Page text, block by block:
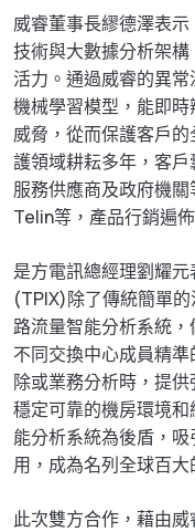
威睿董事長繆德澤表
技術與大數據分析架
活力。通過威睿的異
機械學習模型，能即
威脅，從而保護客戶
護領域耕耘多年，客
服務供應商及政府機
Telin等，產品行銷遍
是方電訊總經理劉耀
(TPIX)除了傳統簡單
路流量智能分析系統
不同交換中心成員精
除或業務分析時，提
穩定可靠的機房環境
能分析系統為後盾，
用，成為名列全球百
此次雙方合作，藉由